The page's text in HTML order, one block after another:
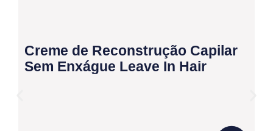
Creme de Reconstrução Capilar
Sem Enxágue Leave In Hair